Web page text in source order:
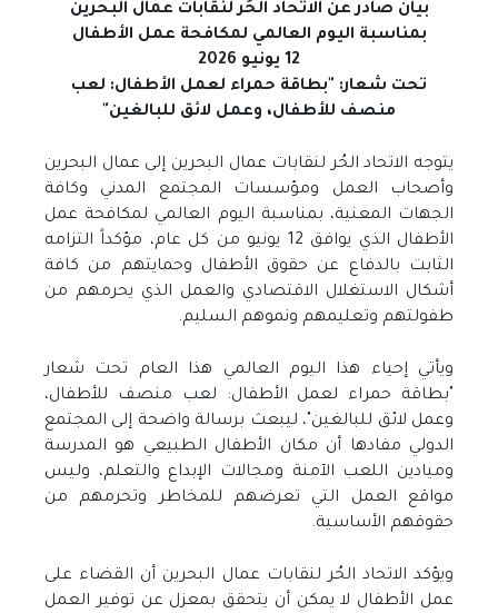
بيان صادر عن الاتحاد الحُر لنقابات عمال البحرين
بمناسبة اليوم العالمي لمكافحة عمل الأطفال
12 يونيو 2026
تحت شعار: "بطاقة حمراء لعمل الأطفال: لعب
منصف للأطفال، وعمل لائق للبالغين"
يتوجه الاتحاد الحُر لنقابات عمال البحرين إلى عمال البحرين
وأصحاب العمل ومؤسسات المجتمع المدني وكافة
الجهات المعنية، بمناسبة اليوم العالمي لمكافحة عمل
الأطفال الذي يوافق 12 يونيو من كل عام، مؤكداً التزامه
الثابت بالدفاع عن حقوق الأطفال وحمايتهم من كافة
أشكال الاستغلال الاقتصادي والعمل الذي يحرمهم من
طفولتهم وتعليمهم ونموهم السليم.
ويأتي إحياء هذا اليوم العالمي هذا العام تحت شعار
بطاقة حمراء لعمل الأطفال: لعب منصف للأطفال،
وعمل لائق للبالغين ، ليبعث برسالة واضحة إلى المجتمع
الدولي مفادها أن مكان الأطفال الطبيعي هو المدرسة
وميادين اللعب الآمنة ومجالات الإبداع والتعلم، وليس
مواقع العمل التي تعرضهم للمخاطر وتحرمهم من
حقوقهم الأساسية.
ويؤكد الاتحاد الحُر لنقابات عمال البحرين أن القضاء على
عمل الأطفال لا يمكن أن يتحقق بمعزل عن توفير العمل